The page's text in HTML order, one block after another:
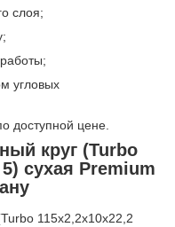
слоя;
угловых
доступной цене.
круг (Turbo
сухая Premium
115x2,2x10x22,2